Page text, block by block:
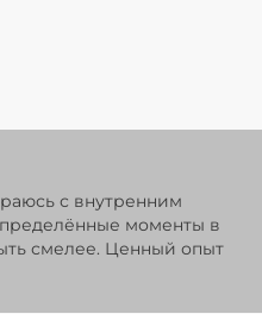
с внутренним
моменты в
смелее. Ценный опыт